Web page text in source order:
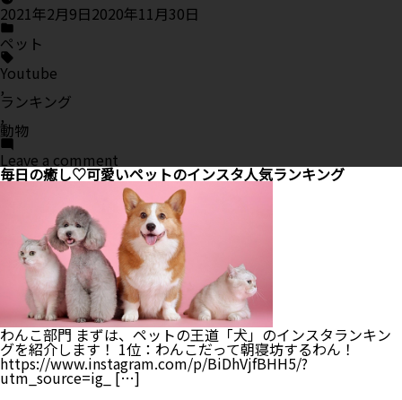
を
紹
2021年2月9日2020年11月30日
Posted
in
ペット
Tags:
Youtube
,
ランキング
,
動物
Leave a comment
観
な
い
と
損！
可
愛
い
動
物
の
Youtube
チ
ャ
ン
ネ
毎日の癒し♡可愛いペットのインスタ人気ランキング
わんこ部門 まずは、ペットの王道「犬」のインスタランキン
グを紹介します！ 1位：わんこだって朝寝坊するわん！
https://www.instagram.com/p/BiDhVjfBHH5/?
utm_source=ig_ […]